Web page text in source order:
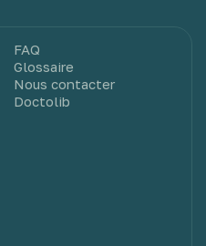
FAQ
Glossaire
Nous contacter
Doctolib